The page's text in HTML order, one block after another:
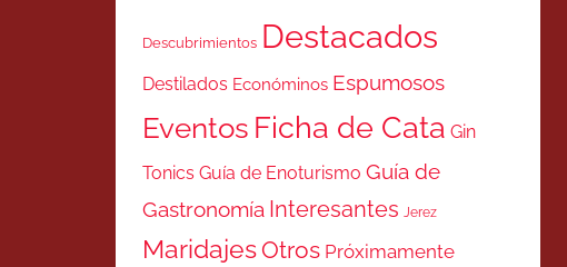
Descubrimientos Destacados
Destilados Económinos Espumosos
Eventos Ficha de Cata Gin
Tonics Guía de Enoturismo Guía de
Gastronomía Interesantes Jerez
MaridajesOtros Próximamente